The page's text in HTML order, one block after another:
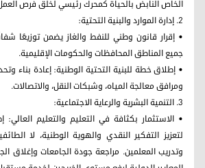
الخاص النابض بالحياة كمحرك رئيسي لخلق فرص
2. إدارة الموارد والبنية التحتية:
• إقرار قانون وطني للنفط والغاز يضمن توزيعًا
جميع المناطق المحافظات والحكومات الإقليمية.
• إطلاق خطة للبنية التحتية الوطنية: إعادة بناء
ومرافق معالجة المياه، وشبكات النقل، والاتصالات.
3. التنمية البشرية والرعاية الاجتماعية:
• الاستثمار بكثافة في التعليم والتعليم العالي:
لتعزيز التفكير النقدي والهوية الوطنية، لا
وتدريب المعلمين. مراجعة جودة الجامعات وإغلاق